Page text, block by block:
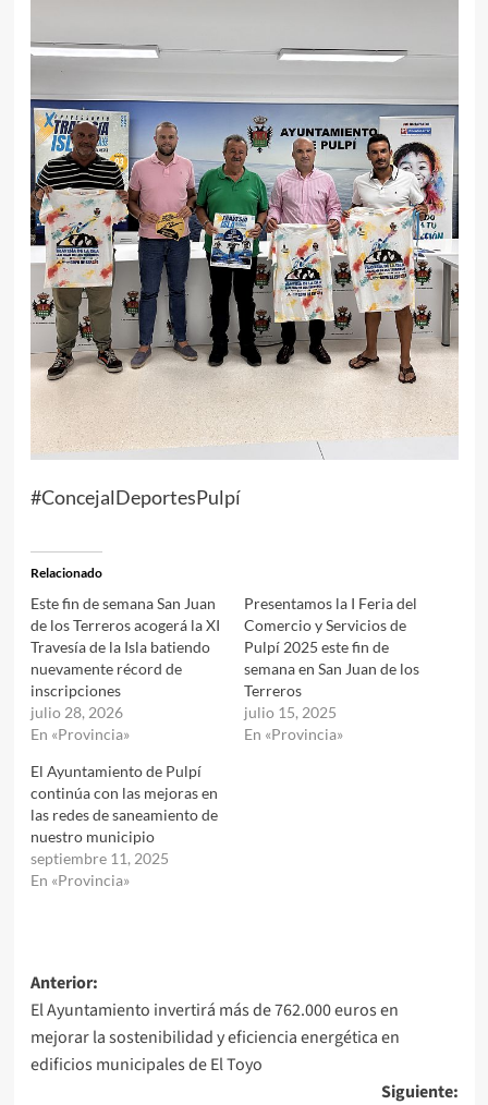
#ConcejalDeportesPulpí
Relacionado
Este fin de semana San Juan
de los Terreros acogerá la XI
Travesía de la Isla batiendo
nuevamente récord de
inscripciones
julio 28, 2026
En «Provincia»
Presentamos la I Feria del
Comercio y Servicios de
Pulpí 2025 este fin de
semana en San Juan de los
Terreros
julio 15, 2025
En «Provincia»
El Ayuntamiento de Pulpí
continúa con las mejoras en
las redes de saneamiento de
nuestro municipio
septiembre 11, 2025
En «Provincia»
Navegación
de
entradas
Anterior:
El Ayuntamiento invertirá más de 762.000 euros en
mejorar la sostenibilidad y eficiencia energética en
edificios municipales de El Toyo
Siguiente: